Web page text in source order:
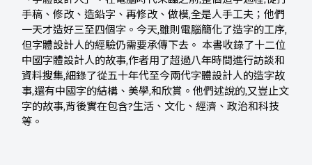
手稿、修改、造鉛字、再修改、做模,全是人手工夫；他們
一天才造好三至四個字。今天,雖則電腦簡化了造字的工序,
但字體設計人的經驗仍需要承傳下去。 本書收錄了十二位
中國字體設計人的故事,作者用了超過八年時間進行訪談和
資料搜集,細錄了從五十年代至今兩代字體設計人的造字故
事,還有中國字的結構、美學,和欣賞。他們述說的,又豈止文
字的故事,背後實在包含?生活、文化、經濟、政治和科技
等。